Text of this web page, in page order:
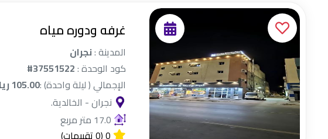
غرفه ودوره مياه
المدينة :نجران
كود الوحدة :#37551522
الإجمالي ( ليلة واحدة) :105.00 ريال
نجران - الخالدية.
17.0 متر مربع
0(0 تقييمات)